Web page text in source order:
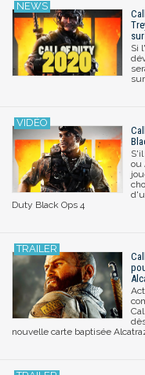
Si
ou
Duty Black Ops 4
nouvelle carte baptisée